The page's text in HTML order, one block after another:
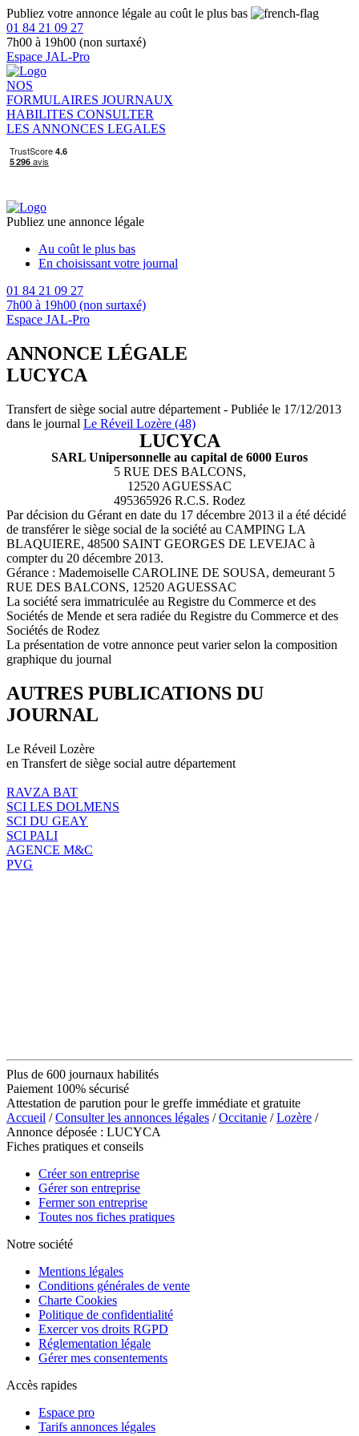
Publiez votre annonce légale au coût le plus bas
01 84 21 09 27
7h00 à 19h00 (non surtaxé)
Espace JAL-Pro
NOS
FORMULAIRES JOURNAUX
HABILITES CONSULTER
LES ANNONCES LEGALES
Publiez une annonce légale
Au coût le plus bas
En choisissant votre journal
01 84 21 09 27
7h00 à 19h00 (non surtaxé)
Espace JAL-Pro
ANNONCE LÉGALE
LUCYCA
Transfert de siège social autre département - Publiée le 17/12/2013
dans le journal Le Réveil Lozère (48)
LUCYCA
SARL Unipersonnelle au capital de 6000 Euros
5 RUE DES BALCONS,
12520 AGUESSAC
495365926 R.C.S. Rodez
Par décision du Gérant en date du 17 décembre 2013 il a été décidé
de transférer le siège social de la société au CAMPING LA
BLAQUIERE, 48500 SAINT GEORGES DE LEVEJAC à
compter du 20 décembre 2013.
Gérance : Mademoiselle CAROLINE DE SOUSA, demeurant 5
RUE DES BALCONS, 12520 AGUESSAC
La société sera immatriculée au Registre du Commerce et des
Sociétés de Mende et sera radiée du Registre du Commerce et des
Sociétés de Rodez
La présentation de votre annonce peut varier selon la composition
graphique du journal
AUTRES PUBLICATIONS DU
JOURNAL
Le Réveil Lozère
en Transfert de siège social autre département
RAVZA BAT
SCI LES DOLMENS
SCI DU GEAY
SCI PALI
AGENCE M&C
PVG
Plus de 600 journaux habilités
Paiement 100% sécurisé
Attestation de parution pour le greffe immédiate et gratuite
Accueil /Consulter les annonces légales /Occitanie /Lozère /
Annonce déposée : LUCYCA
Fiches pratiques et conseils
Créer son entreprise
Gérer son entreprise
Fermer son entreprise
Toutes nos fiches pratiques
Notre société
Mentions légales
Conditions générales de vente
Charte Cookies
Politique de confidentialité
Exercer vos droits RGPD
Réglementation légale
Gérer mes consentements
Accès rapides
Espace pro
Tarifs annonces légales